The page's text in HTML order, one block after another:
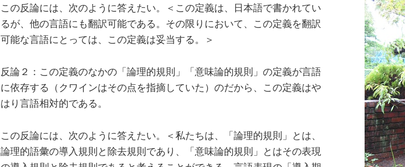
この反論には、次のように答えたい。＜この定義は、日本語で書かれてい
るが、他の言語にも翻訳可能である。その限りにおいて、この定義を翻訳
可能な言語にとっては、この定義は妥当する。＞
反論２：この定義のなかの「論理的規則」「意味論的規則」の定義が言語
に依存する（クワインはその点を指摘していた）のだから、この定義はや
はり言語相対的である。
この反論には、次のように答えたい。＜私たちは、「論理的規則」とは、
論理的語彙の導入規則と除去規則であり、「意味論的規則」とはその表現